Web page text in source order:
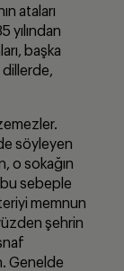
ataları
yılından
başka
dillerde,
söyleyen
o sokağın
bu sebeple
memnun
şehrin
Genelde